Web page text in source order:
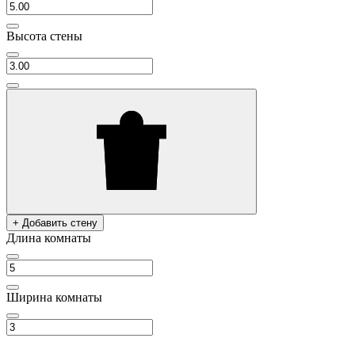
Высота стены
+ Добавить стену
Длина комнаты
Ширина комнаты